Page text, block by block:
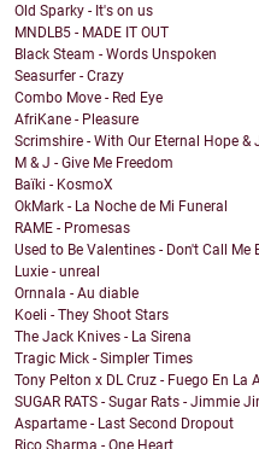
Old Sparky - It's on us
MNDLB5 - MADE IT OUT
Black Steam - Words Unspoken
Seasurfer - Crazy
Combo Move - Red Eye
AfriKane - Pleasure
Scrimshire - With Our Eternal Hope &
M & J - Give Me Freedom
Baïki - KosmoX
OkMark - La Noche de Mi Funeral
RAME - Promesas
Used to Be Valentines - Don't Call Me
Luxie - unreal
Ornnala - Au diable
Koeli - They Shoot Stars
The Jack Knives - La Sirena
Tragic Mick - Simpler Times
Tony Pelton x DL Cruz - Fuego En La
SUGAR RATS - Sugar Rats - Jimmie
Aspartame - Last Second Dropout
Rico Sharma - One Heart